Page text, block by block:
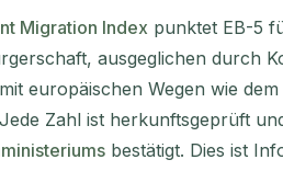
Migration Index punktet EB-5
ausgeglichen durch
europäischen Wegen wie dem
Zahl ist herkunftsgeprüft
bestätigt. Dies ist